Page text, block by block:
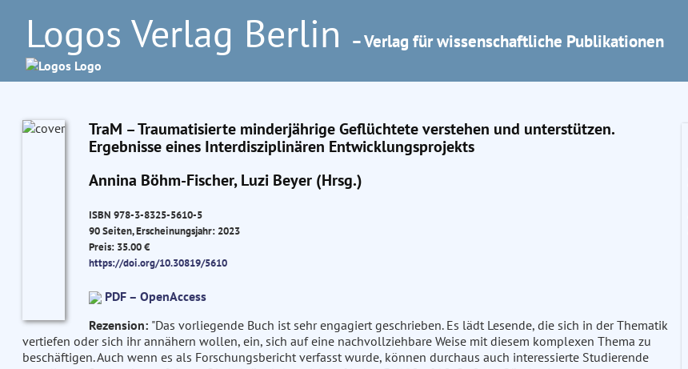
Logos Verlag Berlin – Verlag für wissenschaftliche Publikationen
TraM – Traumatisierte minderjährige Geflüchtete verstehen und unterstützen.
Ergebnisse eines Interdisziplinären Entwicklungsprojekts
Annina Böhm-Fischer, Luzi Beyer (Hrsg.)
ISBN 978-3-8325-5610-5
90 Seiten, Erscheinungsjahr: 2023
Preis: 35.00 €
https://doi.org/10.30819/5610
PDF – OpenAccess
Rezension: "Das vorliegende Buch ist sehr engagiert geschrieben. Es lädt Lesende, die sich in der Thematik
vertiefen oder sich ihr annähern wollen, ein, sich auf eine nachvollziehbare Weise mit diesem komplexen Thema zu
beschäftigen. Auch wenn es als Forschungsbericht verfasst wurde, können durchaus auch interessierte Studierende